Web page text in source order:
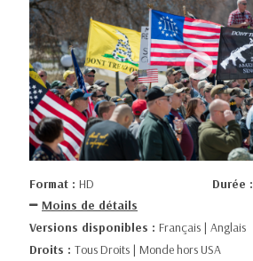
Format : HD Durée :
Moins de détails
Versions disponibles : Français | Anglais
Droits : Tous Droits | Monde hors USA